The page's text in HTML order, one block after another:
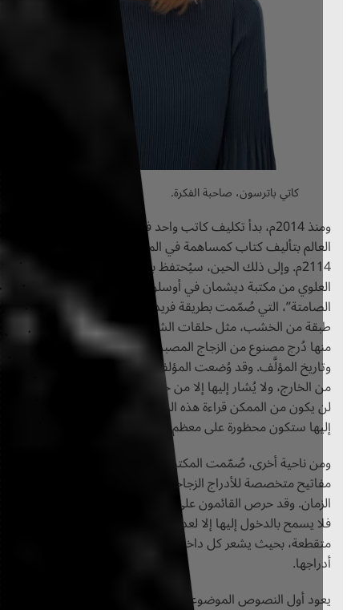
كاتي باترسون، صاحبة الفكرة.
ومنذ 2014م، بدأ تكليف كاتب واحد في كل عام من مختلف أنحاء
بتأليف كتاب كمساهمة في المكتبة على ألا يُنشر حتى عام
2114م. وإلى ذلك الحين، سيُحتفظ بجميع المؤلفات في الطابق
من مكتبة ديشمان في أوسلو، في مساحة تُسمى “الغرفة
التي صُمّمت بطريقة فريدة وبُنيت بشكل دائري من مائة
من الخشب، مثل حلقات الشجرة المتكشفة، وفي كل طبقة
دُرج مصنوع من الزجاج المصبوب يدويًا حُفر عليه اسم الكاتب
المؤلَّف. وقد وُضعت المؤلفات في داخلها لتكون مرئية فقط
الخارج، ولا يُشار إليها إلا من خلال الأضواء المتوهجة. ومع ذلك،
يكون من الممكن قراءة هذه المؤلفات، ما يعني أن فرصة الوصول
ستكون محظورة على معظم الناس.
ناحية أخرى، صُمّمت المكتبة لتكون آمنة ومستدامة، فصُنعت
متخصصة للأدراج الزجاجية، ونظام إضاءة يدوم قرنًا من
وقد حرص القائمون على المكتبة على حفظ “الغرفة الصامتة”
يسمح بالدخول إليها إلا لعدد قليل من الأشخاص في زيارات
بحيث يشعر كل داخل إليها بصمت الكلمات القابعة في
أول النصوص الموضوعة في “مكتبة المستقبل” للكاتبة